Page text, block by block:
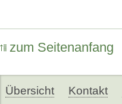
zum Seitenanfang
Übersicht Kontakt